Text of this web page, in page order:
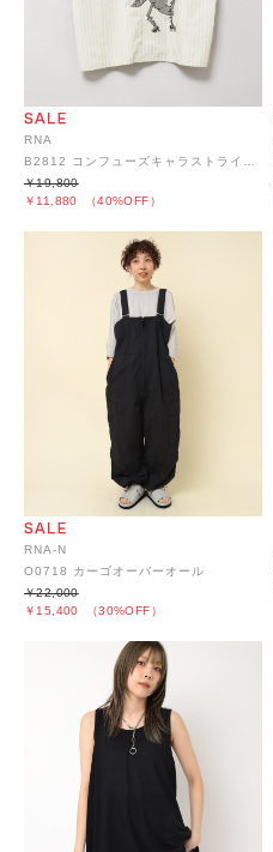
RNA
￥11,880 （40%OFF）
￥19,800
RNA-N
O0718 カーゴオーバーオール
￥15,400 （30%OFF）
￥22,000